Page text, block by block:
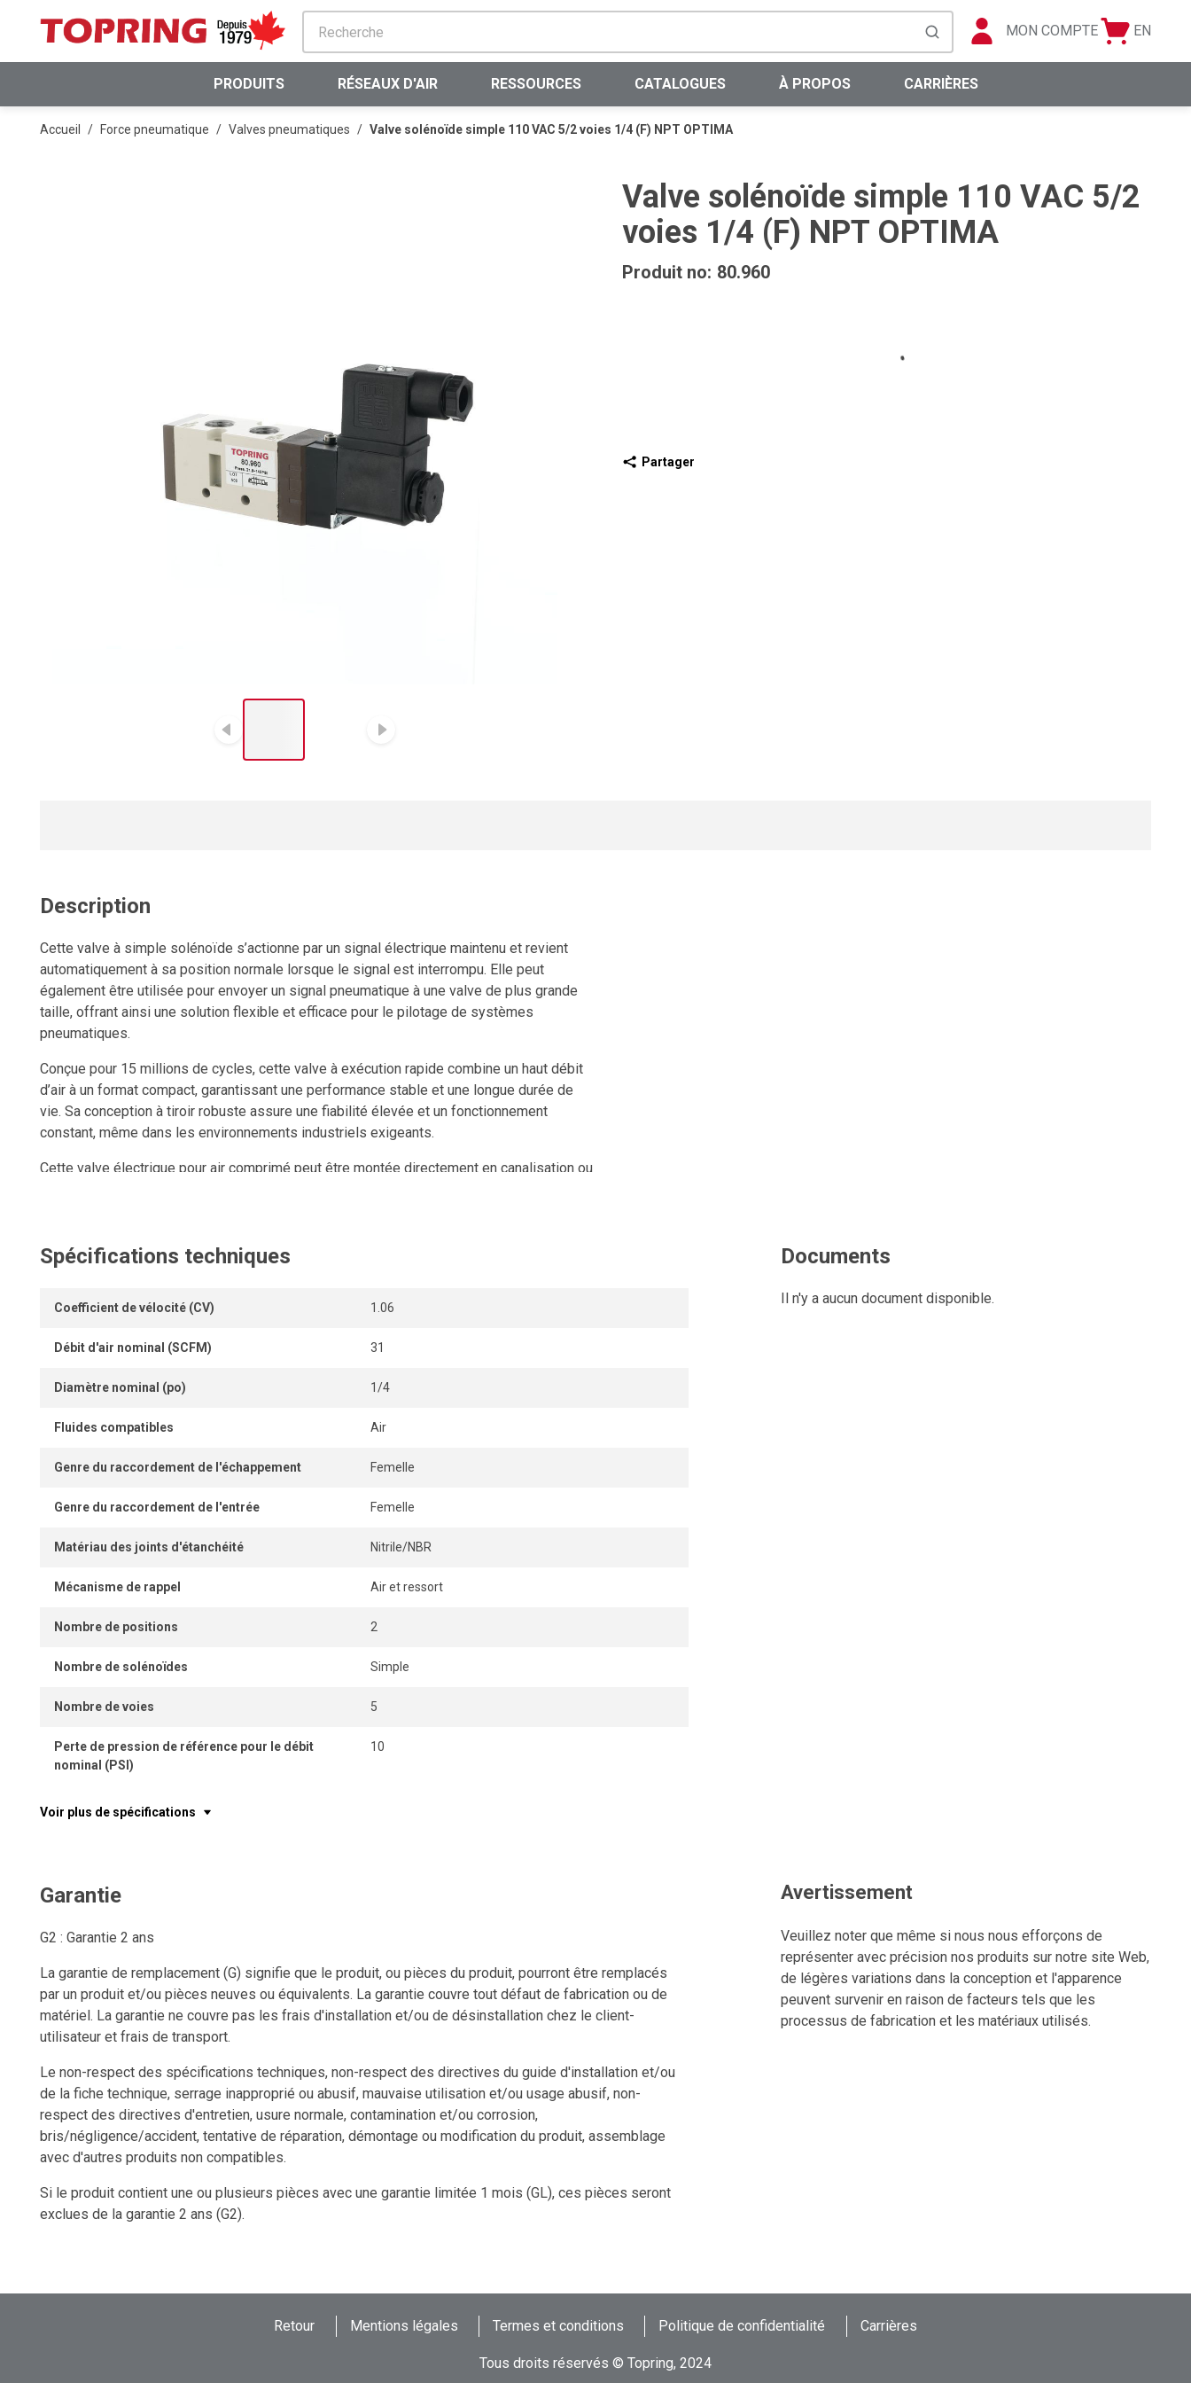
PASSER AU CONTENU PRINCIPAL
soumettre la recherche
MON COMPTE
Panier
Langue
EN
PRODUITS RÉSEAUX D'AIR RESSOURCES CATALOGUES À PROPOS CARRIÈRES
Accueil / Force pneumatique / Valves pneumatiques / Valve solénoïde simple 110 VAC 5/2 voies 1/4 (F) NPT OPTIMA
Diapositive précédente
Valve solénoïde simple 110 VAC 5/2
voies 1/4 (F) NPT OPTIMA
Produit no: 80.960
Partager
Description
Cette valve à simple solénoïde s’actionne par un signal électrique maintenu et revient
automatiquement à sa position normale lorsque le signal est interrompu. Elle peut
également être utilisée pour envoyer un signal pneumatique à une valve de plus grande
taille, offrant ainsi une solution flexible et efficace pour le pilotage de systèmes
pneumatiques.
Conçue pour 15 millions de cycles, cette valve à exécution rapide combine un haut débit
d’air à un format compact, garantissant une performance stable et une longue durée de
vie. Sa conception à tiroir robuste assure une fiabilité élevée et un fonctionnement
constant, même dans les environnements industriels exigeants.
Cette valve électrique pour air comprimé peut être montée directement en canalisation ou
Spécifications techniques
Coefficient de vélocité (CV) 1.06
Débit d'air nominal (SCFM) 31
Diamètre nominal (po) 1/4
Fluides compatibles Air
Genre du raccordement de l'échappement Femelle
Genre du raccordement de l'entrée Femelle
Matériau des joints d'étanchéité Nitrile/NBR
Mécanisme de rappel Air et ressort
Nombre de positions 2
Nombre de solénoïdes Simple
Nombre de voies 5
Perte de pression de référence pour le débit
nominal (PSI)
10
Voir plus de spécifications
Documents
Il n'y a aucun document disponible.
Garantie
G2 : Garantie 2 ans
La garantie de remplacement (G) signifie que le produit, ou pièces du produit, pourront être remplacés
par un produit et/ou pièces neuves ou équivalents. La garantie couvre tout défaut de fabrication ou de
matériel. La garantie ne couvre pas les frais d'installation et/ou de désinstallation chez le client-
utilisateur et frais de transport.
Le non-respect des spécifications techniques, non-respect des directives du guide d'installation et/ou
de la fiche technique, serrage inapproprié ou abusif, mauvaise utilisation et/ou usage abusif, non-
respect des directives d'entretien, usure normale, contamination et/ou corrosion,
bris/négligence/accident, tentative de réparation, démontage ou modification du produit, assemblage
avec d'autres produits non compatibles.
Si le produit contient une ou plusieurs pièces avec une garantie limitée 1 mois (GL), ces pièces seront
exclues de la garantie 2 ans (G2).
Avertissement
Veuillez noter que même si nous nous efforçons de
représenter avec précision nos produits sur notre site Web,
de légères variations dans la conception et l'apparence
peuvent survenir en raison de facteurs tels que les
processus de fabrication et les matériaux utilisés.
Retour Mentions légales Termes et conditions Politique de confidentialité Carrières
Tous droits réservés © Topring, 2024